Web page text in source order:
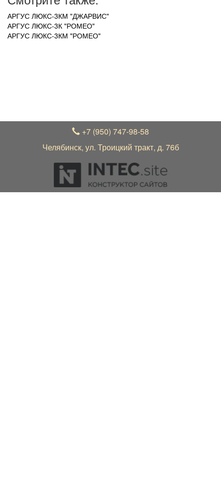
АРГУС ЛЮКС-3КМ "ДЖАРВИС"
АРГУС ЛЮКС-3К "РОМЕО"
АРГУС ЛЮКС-3КМ "РОМЕО"
+7 (950) 747-98-58
Челябинск, ул. Троицкий тракт, д. 76б